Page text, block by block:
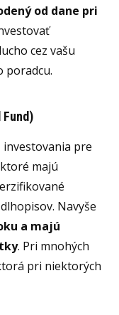
od dane pri
cez vašu
poradcu.
Fund)
pre
majú
Navyše
a majú
. Pri mnohých
pri niektorých